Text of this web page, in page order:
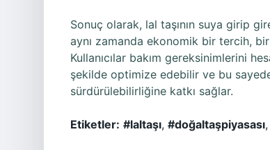
Sonuç olarak, lal taşının suya girip
aynı zamanda ekonomik bir tercih,
Kullanıcılar bakım gereksinimlerini
şekilde optimize edebilir ve bu
sürdürülebilirliğine katkı sağlar.
Etiketler: #laltaşı, #doğaltaşpiyasası,